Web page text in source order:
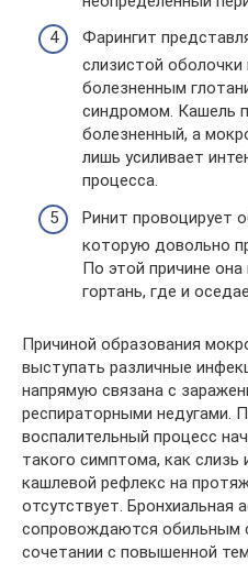
Фарингит
слизистой
болезненным
синдромом. Кашель
болезненный, а
лишь усиливает
процесса.
Ринит провоцирует
которую довольно
По этой причине
гортань, где и
Причиной образования
выступать различные
напрямую связана с
респираторными недугами.
воспалительный процесс
такого симптома, как слизь
кашлевой рефлекс на
отсутствует. Бронхиальная
сопровождаются обильным
сочетании с повышенной